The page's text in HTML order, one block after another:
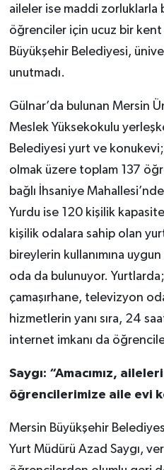
aileler ise maddi zorluklarla
öğrenciler için ucuz bir
Büyükşehir Belediyesi,
unutmadı.
Gülnar’da bulunan Mersin
Meslek Yüksekokulu
Belediyesi yurt ve konukevi;
olmak üzere toplam 137
bağlı İhsaniye
Yurdu ise 120 kişilik
kişilik odalara sahip olan
bireylerin kullanımına
oda da bulunuyor.
çamaşırhane, televizyon
hizmetlerin yanı sıra, 24
internet imkanı da
Saygı: “Amacımız,
öğrencilerimize aile evi
Mersin Büyükşehir
Yurt Müdürü Azad Saygı,